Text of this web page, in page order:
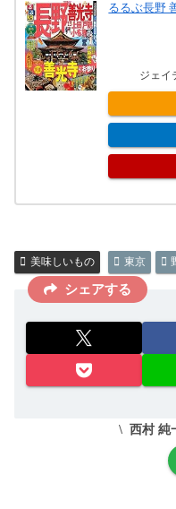
るるぶ長野
ジェイ
美味しいもの 東京
シェアする
西村 純